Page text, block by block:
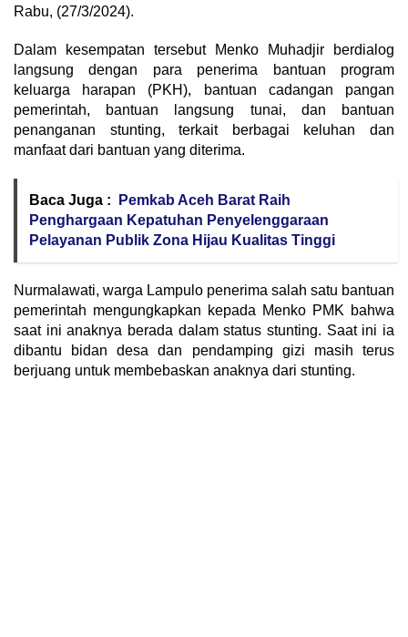
Rabu, (27/3/2024).
Dalam kesempatan tersebut Menko Muhadjir berdialog
langsung dengan para penerima bantuan program
keluarga harapan (PKH), bantuan cadangan pangan
pemerintah, bantuan langsung tunai, dan bantuan
penanganan stunting, terkait berbagai keluhan dan
manfaat dari bantuan yang diterima.
Baca Juga :
Pemkab Aceh Barat Raih
Penghargaan Kepatuhan Penyelenggaraan
Pelayanan Publik Zona Hijau Kualitas Tinggi
Nurmalawati, warga Lampulo penerima salah satu bantuan
pemerintah mengungkapkan kepada Menko PMK bahwa
saat ini anaknya berada dalam status stunting. Saat ini ia
dibantu bidan desa dan pendamping gizi masih terus
berjuang untuk membebaskan anaknya dari stunting.